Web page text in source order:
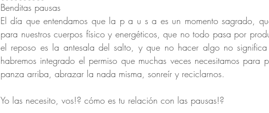
Benditas pausas
El día que entendamos que la p a u s a es un momento sagrado,
para nuestros cuerpos físico y energéticos, que no todo pasa por
el reposo es la antesala del salto, y que no hacer algo no
habremos integrado el permiso que muchas veces necesitamos para
panza arriba, abrazar la nada misma, sonreír y reciclarnos.
Yo las necesito, vos!? cómo es tu relación con las pausas!?